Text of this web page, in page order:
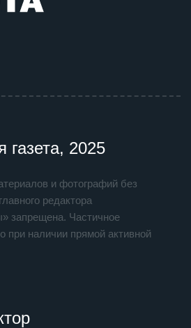
газета, 2025
и фотографий без
редактора
запрещена. Частичное
при наличии прямой активной